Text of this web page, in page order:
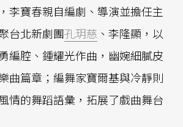
李寶春親自編劇、導演並擔任主
台北新劇團孔玥慈 、李隆顯，以
編腔、鍾耀光作曲，幽婉細膩皮
曲篇章；編舞家寶爾基與冷靜則
情的舞蹈語彙，拓展了戲曲舞台